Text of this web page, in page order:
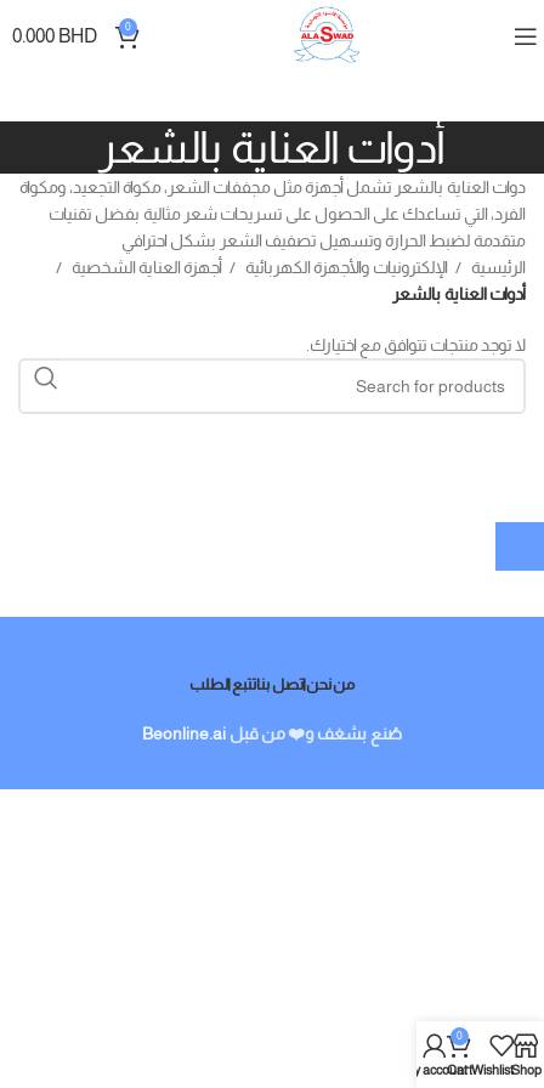
0
0.000 BHD
أدوات العناية بالشعر
دوات العناية بالشعر تشمل أجهزة مثل مجففات الشعر، مكواة التجعيد، ومكواة
الفرد، التي تساعدك على الحصول على تسريحات شعر مثالية بفضل تقنيات
متقدمة لضبط الحرارة وتسهيل تصفيف الشعر بشكل احترافي
الرئيسية
الإلكترونيات والأجهزة الكهربائية
أجهزة العناية الشخصية
أدوات العناية بالشعر
لا توجد منتجات تتوافق مع اختيارك.
من نحناتصل بناتتبع الطلب
صُنع بشغف و❤️ من قبل Beonline.ai
Shop
Wishlist
0
Cart
My account